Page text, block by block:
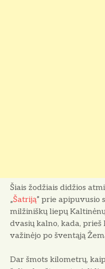
Šiais žodžiais didžios
„Šatriją” prie apipuvusio
milžiniškų liepų
dvasių kalno, kada,
važinėjo po šventąją
Dar šmots kilometrų,